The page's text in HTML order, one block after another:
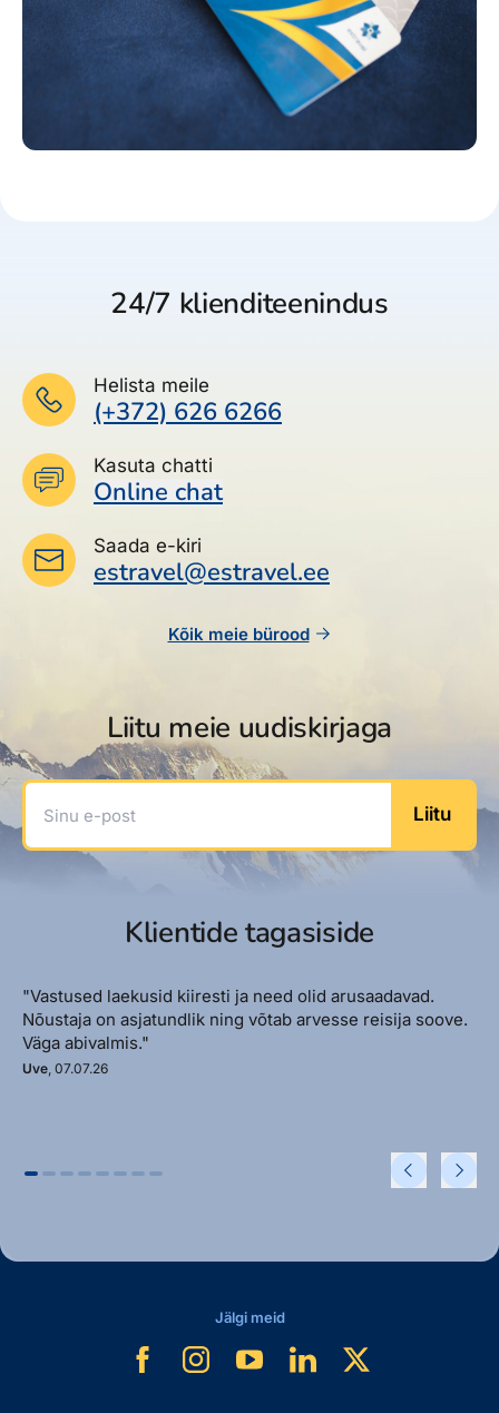
24/7 klienditeenindus
Helista meile
(+372) 626 6266
Kasuta chatti
Online chat
Saada e-kiri
estravel@estravel.ee
Kõik meie bürood
Liitu meie uudiskirjaga
Sinu e-post
Liitu
Klientide tagasiside
"Vastused laekusid kiiresti ja need olid arusaadavad.
Nõustaja on asjatundlik ning võtab arvesse reisija soove.
Väga abivalmis."
Uve , 07.07.26
Jälgi meid